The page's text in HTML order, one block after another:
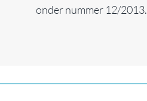
onder nummer 12/2013.